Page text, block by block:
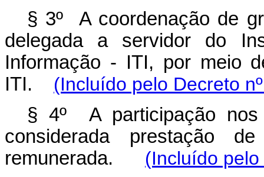
§ 3º A coordenação de
delegada a servidor do
Informação - ITI, por meio
ITI. (Incluído pelo Decreto
§ 4º A participação nos
considerada prestação
remunerada. (Incluído